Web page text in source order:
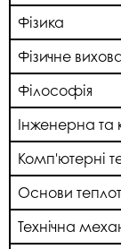
Фізика
Фізичне
Філософія
Інженерна
Комп'ютерні
Основи
Технічна